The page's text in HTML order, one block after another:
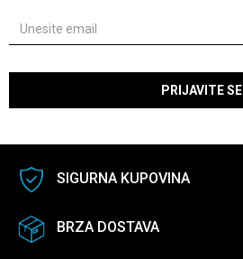
PRIJAVITE SE
SIGURNA KUPOVINA
BRZA DOSTAVA